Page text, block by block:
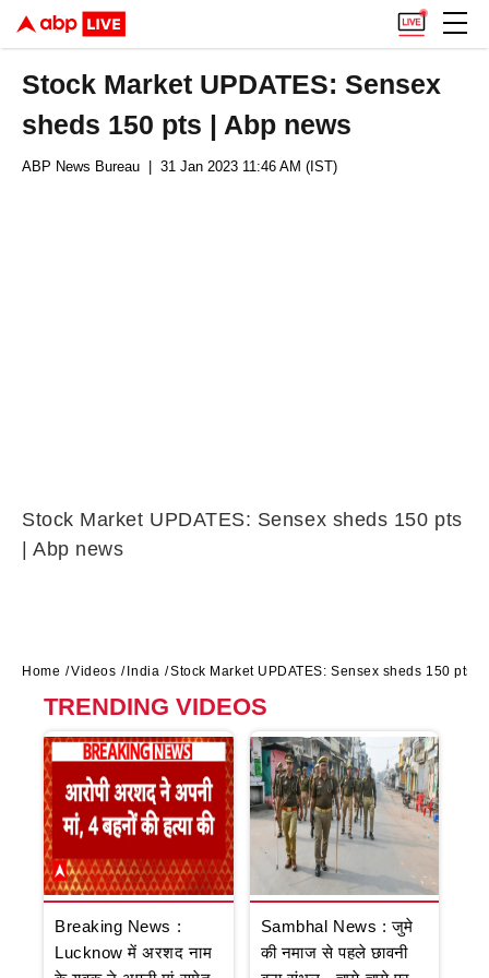
Stock Market UPDATES: Sensex
sheds 150 pts | Abp news
ABP News Bureau | 31 Jan 2023 11:46 AM (IST)
Stock Market UPDATES: Sensex sheds 150 pts
| Abp news
Home Videos India Stock Market UPDATES: Sensex sheds 150 pts |
TRENDING VIDEOS
Breaking News :
Lucknow में अरशद नाम
Sambhal News : जुमे
की नमाज से पहले छावनी